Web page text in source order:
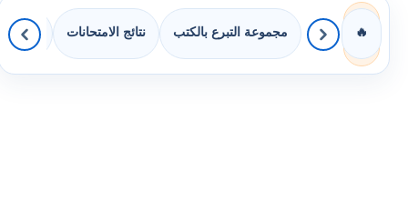
🔥 مجموعة التبرع بالكتب نتائج الامتحانات